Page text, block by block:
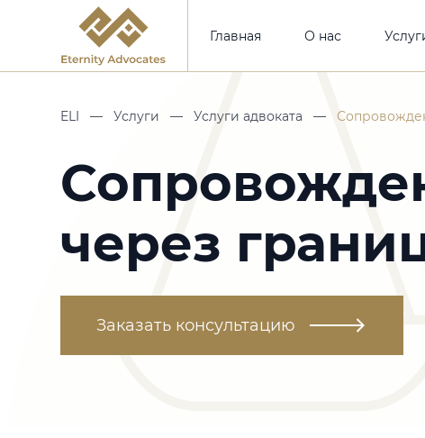
Главная О нас
ELI — Услуги — Услуги адвоката —
через
Заказать консультацию